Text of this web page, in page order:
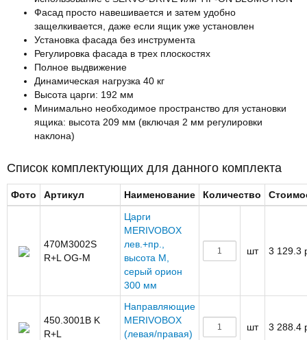
Фасад просто навешивается и затем удобно
защелкивается, даже если ящик уже установлен
Установка фасада без инструмента
Регулировка фасада в трех плоскостях
Полное выдвижение
Динамическая нагрузка 40 кг
Высота царги: 192 мм
Минимально необходимое пространство для установки
ящика: высота 209 мм (включая 2 мм регулировки
наклона)
Список комплектующих для данного комплекта
Фото Артикул Наименование Количество
470M3002S
R+L OG-M
Царги
MERIVOBOX
лев.+пр.,
высота M,
серый орион
300 мм
шт 3 129.3
450.3001B K
R+L
Направляющие
MERIVOBOX
(левая/правая)
шт 3 288.4